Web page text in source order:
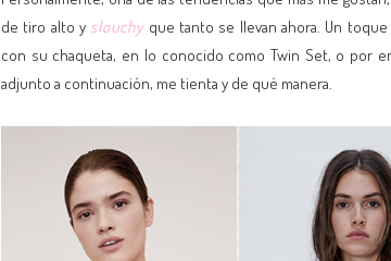
de tiro alto y slouchyque tanto se llevan ahora. Un
con su chaqueta, en lo conocido como Twin Set, o por
adjunto a continuación, me tienta y de qué manera.